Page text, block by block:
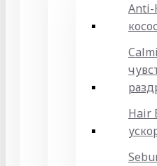
Anti-
Hair